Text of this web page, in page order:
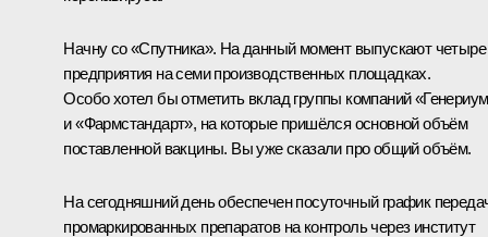
Начну со «Спутника». На данный момент выпускают четыре
предприятия на семи производственных площадках.
Особо хотел бы отметить вклад группы компаний
и «Фармстандарт», на которые пришёлся основной объём
поставленной вакцины. Вы уже сказали про общий объём.
На сегодняшний день обеспечен посуточный график
промаркированных препаратов на контроль через институт